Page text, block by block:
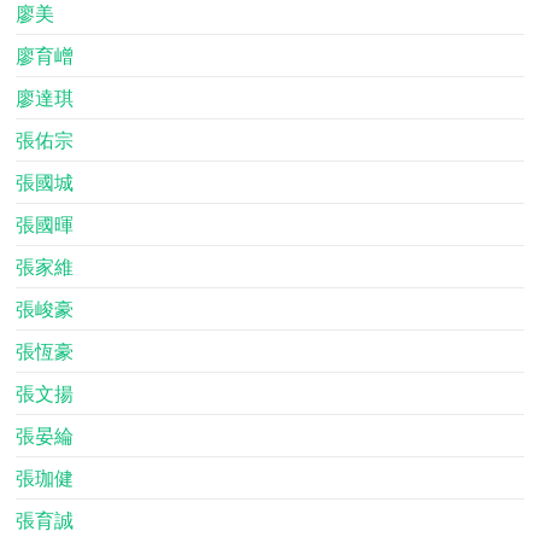
廖美
廖育嶒
廖達琪
張佑宗
張國城
張國暉
張家維
張峻豪
張恆豪
張文揚
張晏綸
張珈健
張育誠